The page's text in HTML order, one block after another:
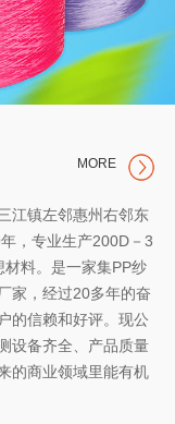
MORE
江镇左邻惠州右邻东
，专业生产200D－3
料。是一家集PP纱
家，经过20多年的奋
的信赖和好评。现公
设备齐全、产品质量
的商业领域里能有机